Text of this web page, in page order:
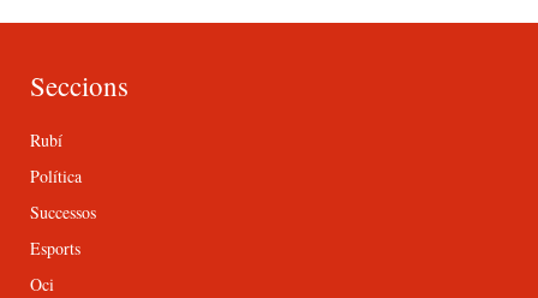
Seccions
Rubí
Política
Successos
Esports
Oci